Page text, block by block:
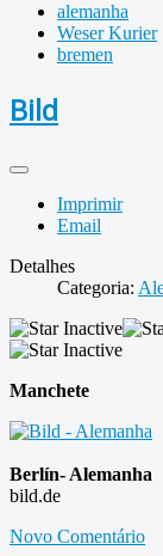
alemanha
Weser Kurier
bremen
Bild
Imprimir
Email
Detalhes
Categoria:
Manchete
Berlín- Alemanha
bild.de
Novo Comentário